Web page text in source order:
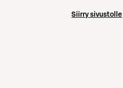
Siirry sivustolle